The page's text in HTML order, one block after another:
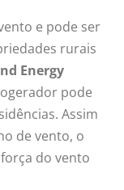
e pode ser
rurais
Energy
pode
Assim
de vento, o
do vento